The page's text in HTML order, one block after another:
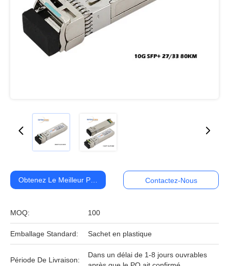
MOQ: 100
Emballage Standard: Sachet en plastique
Période De Livraison:
Dans un délai de 1-8 jours ouvrables
Obtenez Le Meilleur Prix Contactez-Nous